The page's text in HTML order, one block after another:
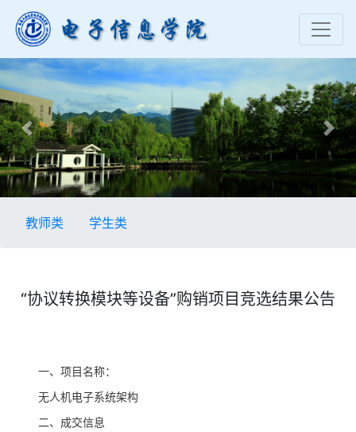
Previous Next
教师类 学生类
“协议转换模块等设备”购销项目竞选结果公告
一、 项目名称：
无人机电子系统架构
二、成交信息